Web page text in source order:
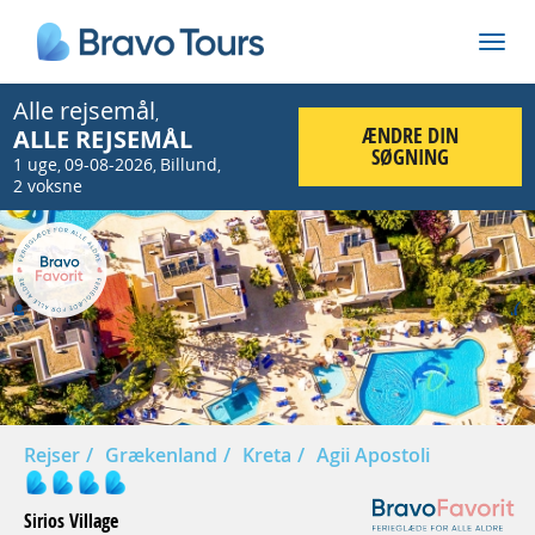
Alle rejsemål,
ALLE REJSEMÅL
1 uge,09-08-2026, Billund,
2 voksne
ÆNDRE DIN
SØGNING
Prev
Rejser Grækenland Kreta Agii Apostoli
Sirios Village